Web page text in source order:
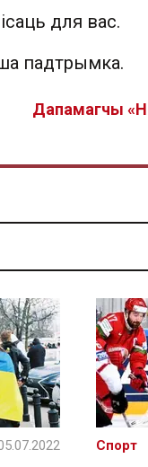
для вас.
падтрымка.
Дапамагчы
Спорт